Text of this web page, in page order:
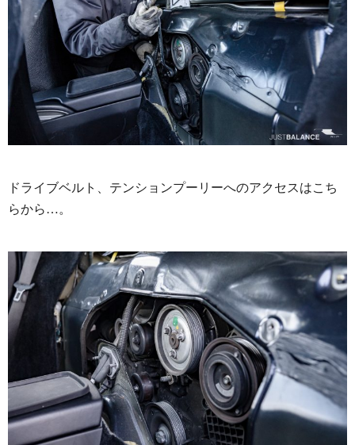
ドライブベルト、テンションプーリーへのアクセスはこち
らから…。